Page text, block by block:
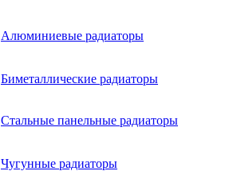
Алюминиевые радиаторы
Биметаллические радиаторы
Стальные панельные радиаторы
Чугунные радиаторы